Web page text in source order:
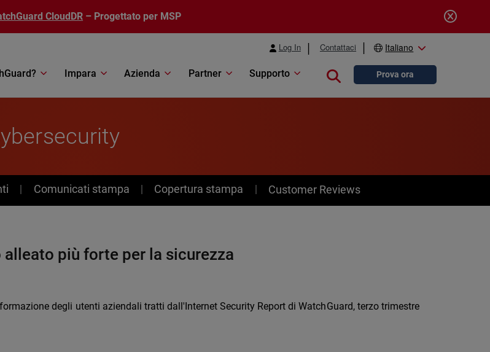
CloudDR – Progettato per MSP
Log In Contattaci Italiano
Impara Azienda Partner Supporto Close searchProva ora
Comunicati stampa Copertura stampa Customer Reviews
più forte per la sicurezza
degli utenti aziendali tratti dall'Internet Security Report di WatchGuard, terzo trimestre